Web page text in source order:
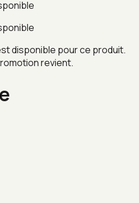
disponible pour ce produit.
revient.